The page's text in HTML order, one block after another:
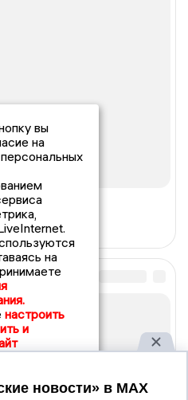
вы
на
на
настроить
и